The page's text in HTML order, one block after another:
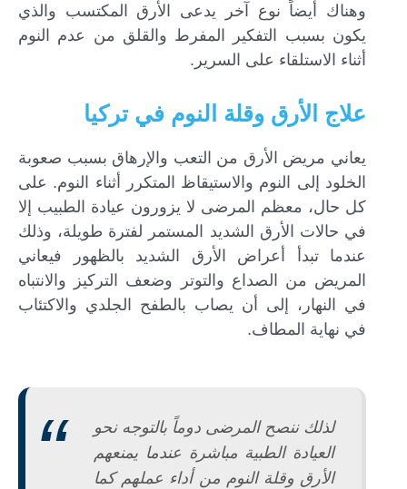
وهناك أيضاً نوع آخر يدعى الأرق المكتسب والذي
يكون بسبب التفكير المفرط والقلق من عدم النوم
أثناء الاستلقاء على السرير.
علاج الأرق وقلة النوم في تركيا
يعاني مريض الأرق من التعب والإرهاق بسبب صعوبة
الخلود إلى النوم والاستيقاظ المتكرر أثناء النوم. على
كل حال، معظم المرضى لا يزورون عيادة الطبيب إلا
في حالات الأرق الشديد المستمر لفترة طويلة، وذلك
عندما تبدأ أعراض الأرق الشديد بالظهور فيعاني
المريض من الصداع والتوتر وضعف التركيز والانتباه
في النهار، إلى أن يصاب بالطفح الجلدي والاكتئاب
في نهاية المطاف.
لذلك ننصح المرضى دوماً بالتوجه نحو
العيادة الطبية مباشرة عندما يمنعهم
الأرق وقلة النوم من أداء عملهم كما